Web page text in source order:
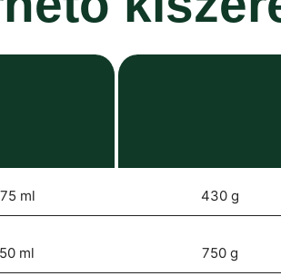
ml 430 g
ml 750 g